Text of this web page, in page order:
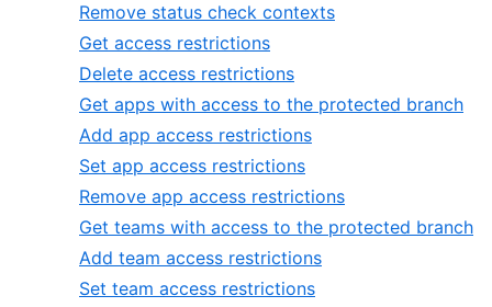
Remove status check contexts
Get access restrictions
Delete access restrictions
Get apps with access to the protected branch
Add app access restrictions
Set app access restrictions
Remove app access restrictions
Get teams with access to the protected branch
Add team access restrictions
Set team access restrictions